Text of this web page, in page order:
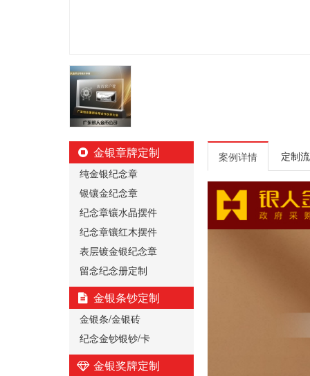
金银章牌定制
纯金银纪念章
银镶金纪念章
纪念章镶水晶摆件
纪念章镶红木摆件
表层镀金银纪念章
留念纪念册定制
金银条钞定制
金银条/金银砖
纪念金钞银钞/卡
金银奖牌定制
案例详情 定制